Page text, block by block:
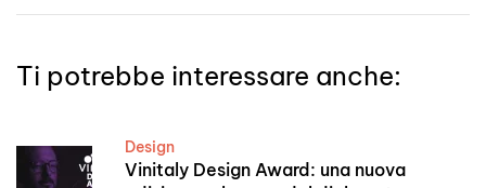
Ti potrebbe interessare anche:
Design
Vinitaly Design Award: una nuova